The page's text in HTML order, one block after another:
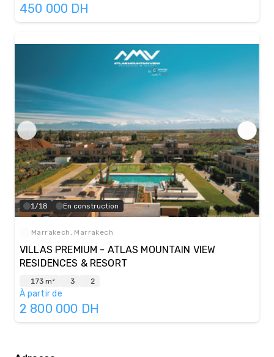
450 000 DH
1/18 En construction
Marrakech, Marrakech
VILLAS PREMIUM - ATLAS MOUNTAIN VIEW
RESIDENCES & RESORT
173 m² 3 2
À partir de
2 800 000 DH